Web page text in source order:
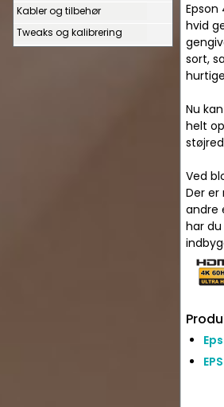
Kabler og tilbehør
Tweaks og kalibrering
hvid
sort,
Nu
helt
Ved
Der er
andre
har